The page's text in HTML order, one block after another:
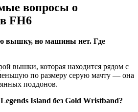
вопросы о
FH6
вышку, но машины нет. Где
вышки, которая находится рядом с
по размеру серую мачту — она
поддонов.
Island без Gold Wristband?